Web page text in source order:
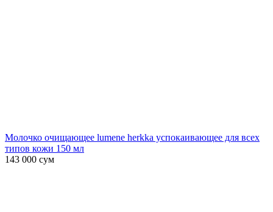
Молочко очищающее lumene herkka успокаивающее для всех
типов кожи 150 мл
143 000 сум